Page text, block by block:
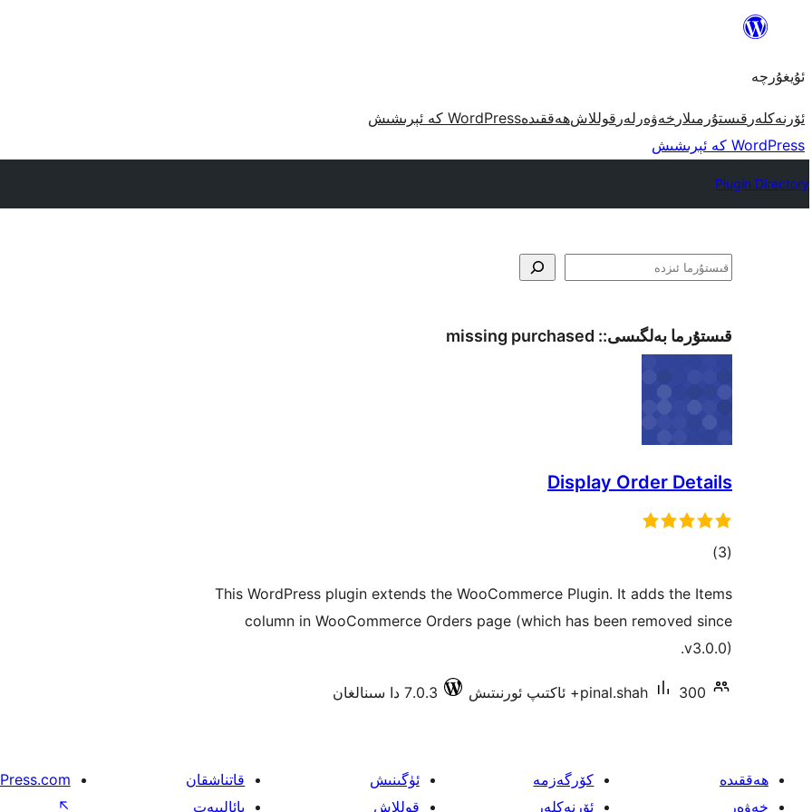
مەزمۇنغا
ئۇيغۇرچە
ئۆرنەكلەر قىستۇرمىلار خەۋەرلەر قوللاشھەققىدەWordPress كە ئېرىشىش
WordPress كە ئېرىشىش
Plugin Directory
ئىزدە
قىستۇرما بەلگىسى:: missing purchased
Display Order Details
(3 ئومۇمىي)
This WordPress plugin extends the WooCommerce Plugin. It adds the Items
column in WooCommerce Orders page (which has been removed since
v3.0.0).
pinal.shah 300+ ئاكتىپ ئورنىتىش 7.0.3 دا سىنالغان
ھەققىدە
خەۋەر
كۆرگەزمە
ئۆرنەكلەر
ئۈگىنىش
قوللاش
قاتناشقان
پائالىيەت
↖